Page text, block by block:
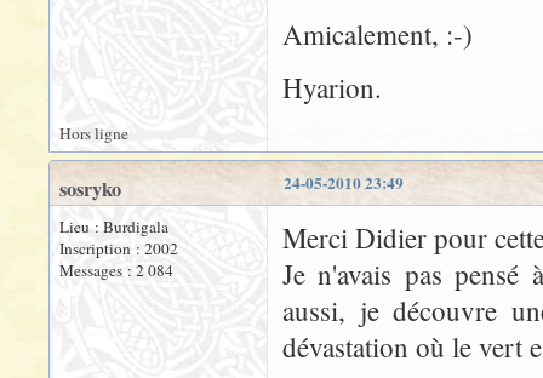
Amicalement, :-)
Hyarion.
Hors ligne
24-05-2010 23:49
sosryko
Lieu : Burdigala
Inscription : 2002
Messages : 2 084
Merci Didier pour
Je n'avais pas
aussi, je découvre
dévastation où le vert